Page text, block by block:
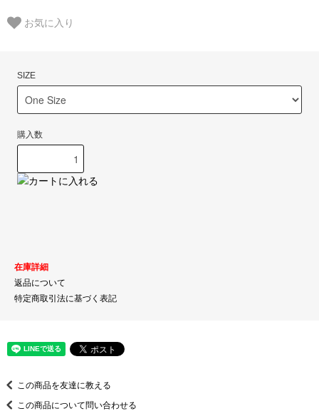
お気に入り
SIZE
購入数
在庫詳細
返品について
特定商取引法に基づく表記
この商品を友達に教える
この商品について問い合わせる